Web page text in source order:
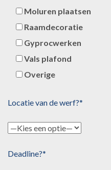
Moluren plaatsen
Raamdecoratie
Gyprocwerken
Vals plafond
Overige
Locatie van de werf?*
Deadline?*